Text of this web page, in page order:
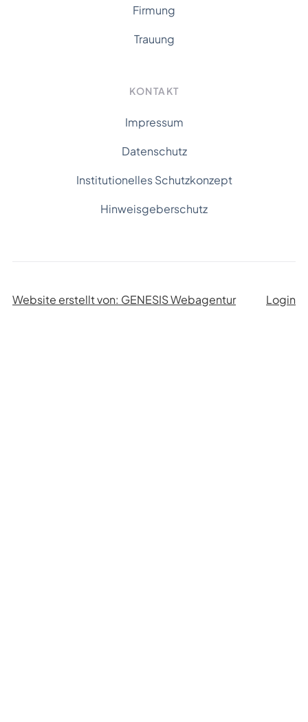
Firmung
Trauung
KONTAKT
Impressum
Datenschutz
Institutionelles Schutzkonzept
Hinweisgeberschutz
Website erstellt von: GENESIS Webagentur Login